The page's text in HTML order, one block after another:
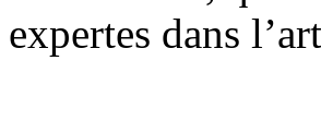
expertes dans